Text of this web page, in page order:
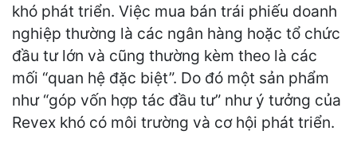
khó phát triển. Việc mua bán trái phiếu doanh
nghiệp thường là các ngân hàng hoặc tổ chức
đầu tư lớn và cũng thường kèm theo là các
mối “quan hệ đặc biệt”. Do đó một sản phẩm
như “góp vốn hợp tác đầu tư” như ý tưởng của
Revex khó có môi trường và cơ hội phát triển.